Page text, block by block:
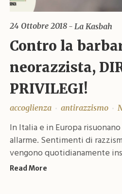
24 Ottobre 2018 La Kasbah
Contro la
neorazzista,
PRIVILEGI!
accoglienza antirazzismo
In Italia e in Europa
allarme. Sentimenti di
vengono quotidianamente
Read More